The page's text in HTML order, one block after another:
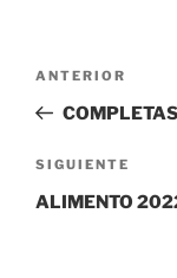
entradas
Entrada
anterior:
ANTERIOR
Siguiente
entrada
SIGUIENTE
ALIMENTO